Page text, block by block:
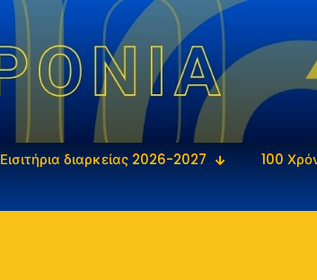
Εισιτήρια διαρκείας 2026-2027 100